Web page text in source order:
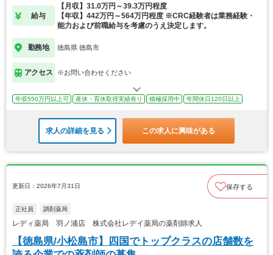
給与
【月収】31.0万円～39.3万円程度
【年収】442万円～564万円程度 ※CRC経験者は業務経験・
能力および前職給与を考慮のうえ決定します。
勤務地 徳島県 徳島市
アクセス ※お問い合わせください
年収550万円以上可 産休・育休取得実績有り 積極採用中 年間休日120日以上
求人の詳細を見る この求人に興味がある
更新日：2026年7月31日 保存する
正社員 調剤薬局
レディ薬局 羽ノ浦店 株式会社レデイ薬局の薬剤師求人
【徳島県/小松島市】四国でトップクラスの店舗数を